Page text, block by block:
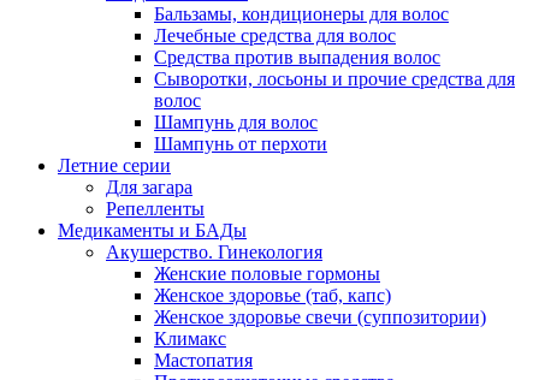
Бальзамы, кондиционеры для волос
Лечебные средства для волос
Средства против выпадения волос
Сыворотки, лосьоны и прочие средства для
волос
Шампунь для волос
Шампунь от перхоти
Летние серии
Для загара
Репелленты
Медикаменты и БАДы
Акушерство. Гинекология
Женские половые гормоны
Женское здоровье (таб, капс)
Женское здоровье свечи (суппозитории)
Климакс
Мастопатия